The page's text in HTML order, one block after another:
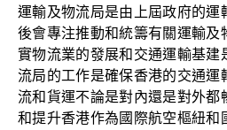
運輸及物流局是由上屆政府的運
後會專注推動和統籌有關運輸及
實物流業的發展和交通運輸基建
流局的工作是確保香港的交通運
流和貨運不論是對內還是對外都
和提升香港作為國際航空樞紐和